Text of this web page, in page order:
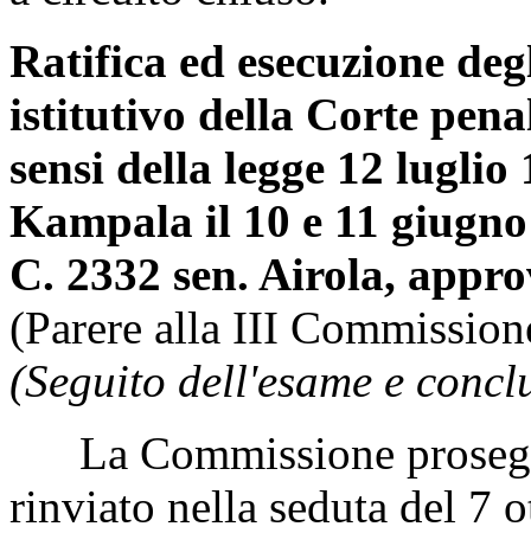
Ratifica ed esecuzione
istitutivo della Corte
sensi della legge 12
Kampala il 10 e 11
C. 2332 sen. Airola,
(Parere alla III
(Seguito dell'esame e
La Commissione
rinviato nella seduta del 7